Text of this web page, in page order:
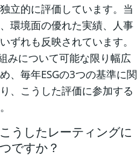
立的に評価しています。当
環境面の優れた実績、人事
ずれも反映されています。
みについて可能な限り幅広
、毎年ESGの3つの基準に関
、こうした評価に参加する
うしたレーティングに
ですか？